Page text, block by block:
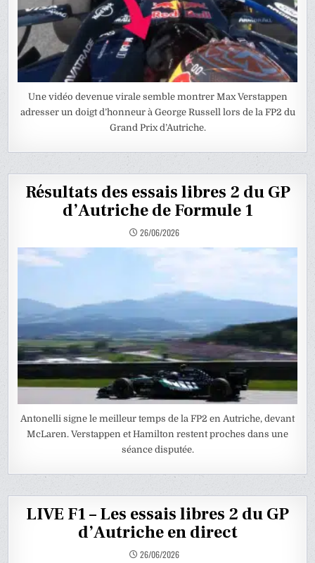
Une vidéo devenue virale semble montrer Max Verstappen
adresser un doigt d’honneur à George Russell lors de la FP2 du
Grand Prix d’Autriche.
Résultats des essais libres 2 du GP
d’Autriche de Formule 1
26/06/2026
Antonelli signe le meilleur temps de la FP2 en Autriche, devant
McLaren. Verstappen et Hamilton restent proches dans une
séance disputée.
LIVE F1 – Les essais libres 2 du GP
d’Autriche en direct
26/06/2026